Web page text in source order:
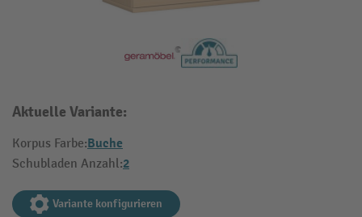
Aktuelle Variante:
Korpus Farbe:Buche
Schubladen Anzahl:2
Variante konfigurieren